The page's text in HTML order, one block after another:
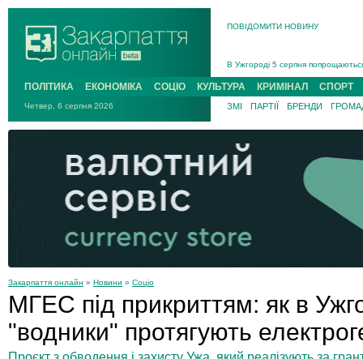
ПОВІДОМИТИ НОВИНУ
Інструктора районного ТЦК на
В Ужгороді 5 серпня
Підтвердили загибель
На війні з рф поліг військовий з
На Хустщині внаслідок ДТП за
Інструктора районного ТЦК на
ПОЛІТИКА ЕКОНОМІКА СОЦІО КУЛЬТУРА КРИМІНАЛ СПОРТ
Четвер, 6 серпня 2026 ЗМІ ПАРТІЇ БРЕНДИ
Закарпаття онлайн » Новини » Соціо
МГЕС під прикриттям: як в
"водники" протягують